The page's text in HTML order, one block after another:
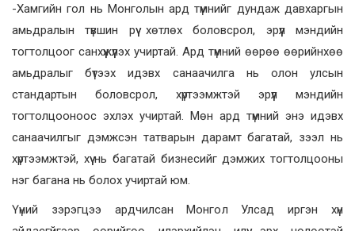
-Хамгийн гол нь Монголын ард түмнийг дундаж давхаргын
амьдралын түвшин рүү хөтлөх боловсрол, эрүүл мэндийн
тогтолцоог санхүүжүүлэх учиртай. Ард түмний өөрөө өөрийнхөө
амьдралыг бүтээх идэвх санаачилга нь олон улсын
стандартын боловсрол, хүртээмжтэй эрүүл мэндийн
тогтолцооноос эхлэх учиртай. Мөн ард түмний энэ идэвх
санаачилгыг дэмжсэн татварын дарамт багатай, зээл нь
хүртээмжтэй, хүү нь багатай бизнесийг дэмжих тогтолцооны
нэг багана нь болох учиртай юм.
Үүний зэрэгцээ ардчилсан Монгол Улсад иргэн хүн